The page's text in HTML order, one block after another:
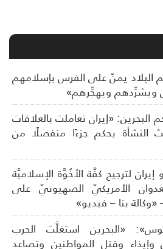
يمنّ على الفرس بإسلامهم
ويهجِّرهم»
«إيران تعاملت بالعلاقات
يحكم جزءًا منفصلًا من
لترجيح كفَّة الأخُوَّة الإسلاميَّة
الأمريكيّ الصهيونيّ على
بنا – فيديو»
«البحرين استغلَّت الحرب
وقتل المواطنين وتصاعد